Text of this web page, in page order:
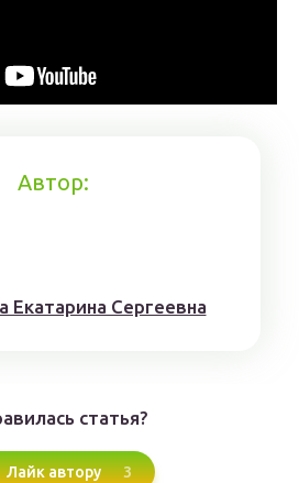
Автор:
Eкaтaринa Ceргeeвнa
статья?
Лайк автору 3